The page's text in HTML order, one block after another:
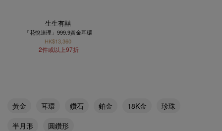
生生有囍
「花悅連理」999.9黃金耳環
HK$13,360
2件或以上97折
黃金 耳環 鑽石 鉑金 18K金
珍珠
半月形
圓鑽形